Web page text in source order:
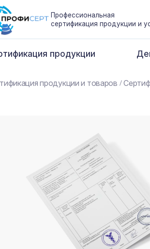
Профессиональная
сертификация продукции и
продукции
продукции и товаров